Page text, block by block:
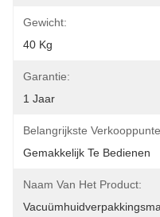
Gewicht:
40 Kg
Garantie:
1 Jaar
Belangrijkste
Gemakkelijk Te Bedienen
Naam Van Het Product: